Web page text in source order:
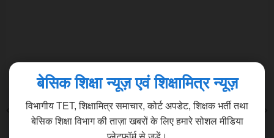
Previous Post Next Post
बेसिक शिक्षा न्यूज़ एवं शिक्षामित्र न्यूज़
विभागीय TET, शिक्षामित्र समाचार, कोर्ट अपडेट, शिक्षक भर्ती तथा
बेसिक शिक्षा विभाग की ताज़ा खबरों के लिए हमारे सोशल मीडिया